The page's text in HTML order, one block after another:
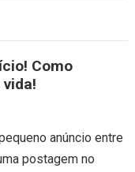
Como
anúncio entre
postagem no